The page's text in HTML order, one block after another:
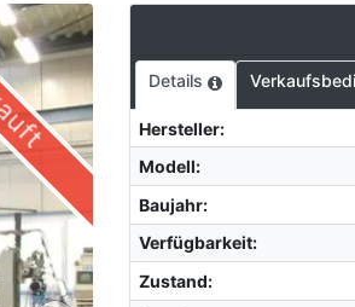
Details
Hersteller:
Modell:
Baujahr:
Verfügbarkeit:
Zustand: